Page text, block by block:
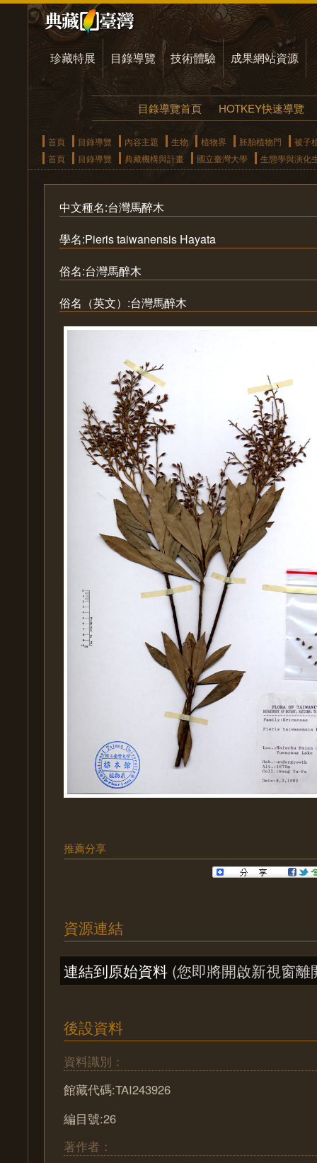
珍藏特展 目錄導覽 技術體驗 成果網站資源
目錄導覽首頁 HOTKEY快速導覽
首頁 目錄導覽 內容主題 生物 植物界 胚胎植物門
被子
首頁
目錄導覽 典藏機構與計畫 國立臺灣大學 生態學與演化
中文種名:台灣馬醉木
學名:Pieris taiwanensis Hayata
俗名:台灣馬醉木
俗名（英文）:台灣馬醉木
推薦分享
資源連結
連結到原始資料 (您即將開啟新視窗離
後設資料
資料識別：
館藏代碼:TAI243926
編目號:26
著作者：